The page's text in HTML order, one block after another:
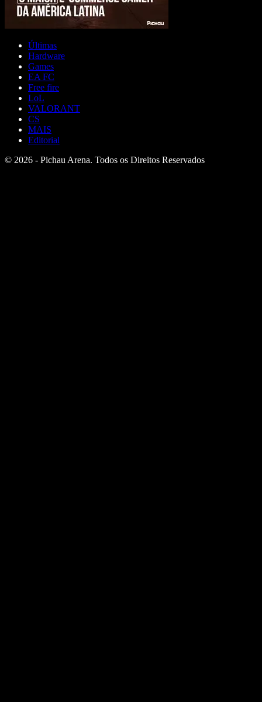
Últimas
Hardware
Games
EA FC
Free fire
LoL
VALORANT
CS
MAIS
Editorial
© 2026 - Pichau Arena. Todos os Direitos Reservados